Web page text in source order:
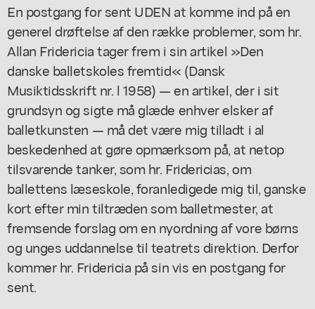
En postgang for sent UDEN at komme ind på en
generel drøftelse af den række problemer, som hr.
Allan Fridericia tager frem i sin artikel »Den
danske balletskoles fremtid« (Dansk
Musiktidsskrift nr. l 1958) — en artikel, der i sit
grundsyn og sigte må glæde enhver elsker af
balletkunsten — må det være mig tilladt i al
beskedenhed at gøre opmærksom på, at netop
tilsvarende tanker, som hr. Fridericias, om
ballettens læseskole, foranledigede mig til, ganske
kort efter min tiltræden som balletmester, at
fremsende forslag om en nyordning af vore børns
og unges uddannelse til teatrets direktion. Derfor
kommer hr. Fridericia på sin vis en postgang for
sent.